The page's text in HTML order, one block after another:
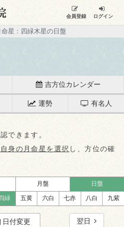
会員登録 ログイン
星：四緑木星の日盤
吉方位カレンダー
運勢 有名人
できます。
身の月命星を選択 し、方位の確
月盤 日盤
四緑 五黄 六白 七赤 八白 九紫
日付変更 翌日